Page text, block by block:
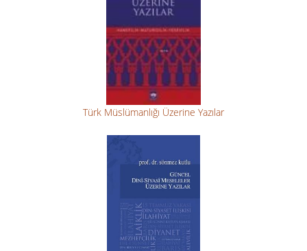
Türk Müslümanlığı Üzerine Yazılar